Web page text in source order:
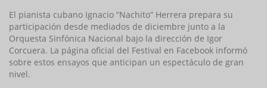
El pianista cubano Ignacio “Nachito” Herrera prepara su
participación desde mediados de diciembre junto a la
Orquesta Sinfónica Nacional bajo la dirección de Igor
Corcuera. La página oficial del Festival en Facebook informó
sobre estos ensayos que anticipan un espectáculo de gran
nivel.